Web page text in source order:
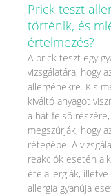
Prick teszt
történik, és
értelmezés?
A prick teszt egy
vizsgálatára, hogy
allergénekre. Kis
kiváltó anyagot
a hát felső
megszúrják, hogy
rétegébe. A
reakciók esetén
ételallergiák,
allergia gyanúja